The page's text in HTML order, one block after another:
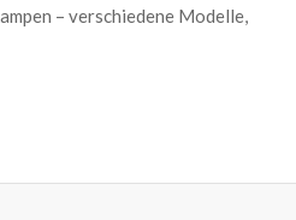
– verschiedene Modelle,